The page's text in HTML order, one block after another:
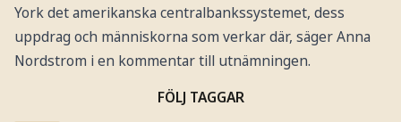
York det amerikanska centralbankssystemet, dess
uppdrag och människorna som verkar där, säger Anna
Nordstrom i en kommentar till utnämningen.
FÖLJ TAGGAR